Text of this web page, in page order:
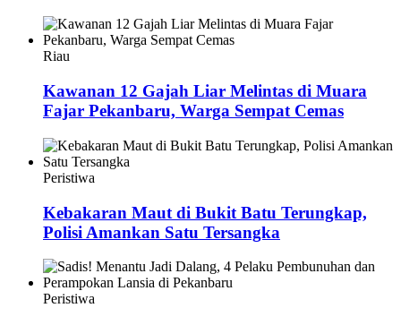
Riau
Kawanan 12 Gajah Liar Melintas di Muara
Fajar Pekanbaru, Warga Sempat Cemas
Peristiwa
Kebakaran Maut di Bukit Batu Terungkap,
Polisi Amankan Satu Tersangka
Peristiwa